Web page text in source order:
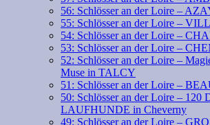
56: Schlösser an der Loire –
55: Schlösser an der Loire –
54: Schlösser an der Loire –
53: Schlösser an der Loire –
52: Schlösser an der Loire –
Muse in TALCY
51: Schlösser an der Loire –
50: Schlösser an der Loire – 120
LAUFHUNDE in Cheverny
49: Schlösser an der Loire –